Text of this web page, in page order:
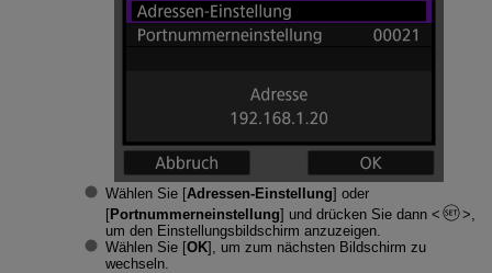
Wählen Sie [Adressen-Einstellung] oder
[Portnummerneinstellung] und drücken Sie dann
um den Einstellungsbildschirm anzuzeigen.
Wählen Sie [OK], um zum nächsten Bildschirm zu
wechseln.